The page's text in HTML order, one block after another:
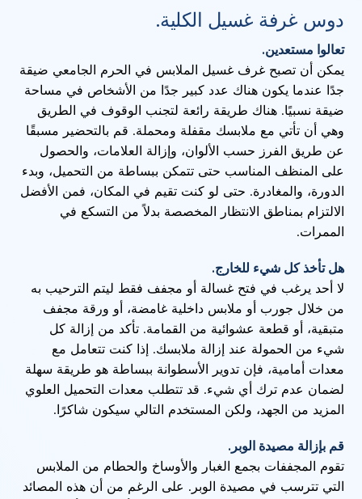
دوس غرفة غسيل الكلية.
تعالوا مستعدين.
يمكن أن تصبح غرف غسيل الملابس في الحرم الجامعي ضيقة
جدًا عندما يكون هناك عدد كبير جدًا من الأشخاص في مساحة
ضيقة نسبيًا. هناك طريقة رائعة لتجنب الوقوف في الطريق
وهي أن تأتي مع ملابسك مقفلة ومحملة. قم بالتحضير مسبقًا
عن طريق الفرز حسب الألوان، وإزالة العلامات، والحصول
على المنظف المناسب حتى تتمكن ببساطة من التحميل، وبدء
الدورة، والمغادرة. حتى لو كنت تقيم في المكان، فمن الأفضل
الالتزام بمناطق الانتظار المخصصة بدلاً من التسكع في
الممرات.
هل تأخذ كل شيء للخارج.
لا أحد يرغب في فتح غسالة أو مجفف فقط ليتم الترحيب به
من خلال جورب أو ملابس داخلية غامضة، أو ورقة مجفف
متبقية، أو قطعة عشوائية من القمامة. تأكد من إزالة كل
شيء من الحمولة عند إزالة ملابسك. إذا كنت تتعامل مع
معدات أمامية، فإن تدوير الأسطوانة ببساطة هو طريقة سهلة
لضمان عدم ترك أي شيء. قد تتطلب معدات التحميل العلوي
المزيد من الجهد، ولكن المستخدم التالي سيكون شاكرًا.
قم بإزالة مصيدة الوبر.
تقوم المجففات بجمع الغبار والأوساخ والحطام من الملابس
التي تترسب في مصيدة الوبر. على الرغم من أن هذه المصائد